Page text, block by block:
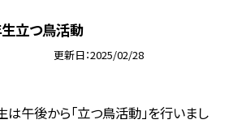
生立つ鳥活動
更新日 2025/02/28
は午後から「立つ鳥活動」を行いまし